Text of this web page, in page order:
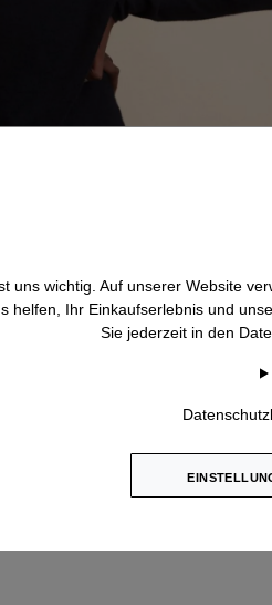
uns wichtig. Auf unserer Website
helfen, Ihr Einkaufserlebnis und
Sie jederzeit in den